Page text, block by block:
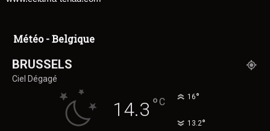
Météo - Belgique
BRUSSELS
Ciel Dégagé
14.3 °C 16°
13.2°